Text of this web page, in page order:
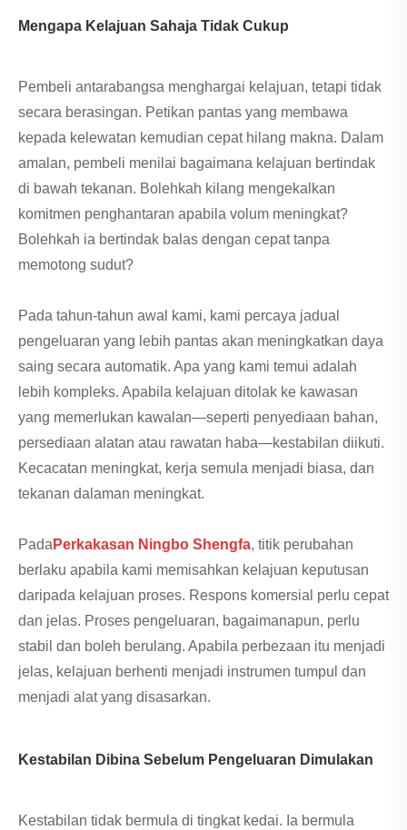
Mengapa Kelajuan Sahaja Tidak Cukup
Pembeli antarabangsa menghargai kelajuan, tetapi tidak
secara berasingan. Petikan pantas yang membawa
kepada kelewatan kemudian cepat hilang makna. Dalam
amalan, pembeli menilai bagaimana kelajuan bertindak
di bawah tekanan. Bolehkah kilang mengekalkan
komitmen penghantaran apabila volum meningkat?
Bolehkah ia bertindak balas dengan cepat tanpa
memotong sudut?
Pada tahun-tahun awal kami, kami percaya jadual
pengeluaran yang lebih pantas akan meningkatkan daya
saing secara automatik. Apa yang kami temui adalah
lebih kompleks. Apabila kelajuan ditolak ke kawasan
yang memerlukan kawalan—seperti penyediaan bahan,
persediaan alatan atau rawatan haba—kestabilan diikuti.
Kecacatan meningkat, kerja semula menjadi biasa, dan
tekanan dalaman meningkat.
Pada Perkakasan Ningbo Shengfa, titik perubahan
berlaku apabila kami memisahkan kelajuan keputusan
daripada kelajuan proses. Respons komersial perlu cepat
dan jelas. Proses pengeluaran, bagaimanapun, perlu
stabil dan boleh berulang. Apabila perbezaan itu menjadi
jelas, kelajuan berhenti menjadi instrumen tumpul dan
menjadi alat yang disasarkan.
Kestabilan Dibina Sebelum Pengeluaran Dimulakan
Kestabilan tidak bermula di tingkat kedai. Ia bermula